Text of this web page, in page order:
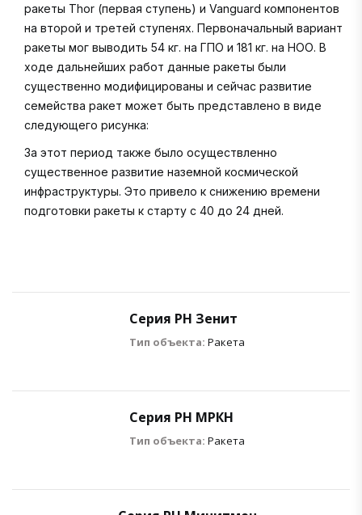
ракеты Thor (первая ступень) и Vanguard компонентов
на второй и третей ступенях. Первоначальный вариант
ракеты мог выводить 54 кг. на ГПО и 181 кг. на НОО. В
ходе дальнейших работ данные ракеты были
существенно модифицированы и сейчас развитие
семейства ракет может быть представлено в виде
следующего рисунка:
За этот период также было осуществленно
существенное развитие наземной космической
инфраструктуры. Это привело к снижению времени
подготовки ракеты к старту с 40 до 24 дней.
Серия РН Зенит
Тип объекта: Ракета
Серия РН МРКН
Тип объекта: Ракета